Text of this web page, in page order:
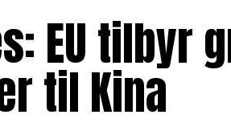
EU tilbyr
til Kina